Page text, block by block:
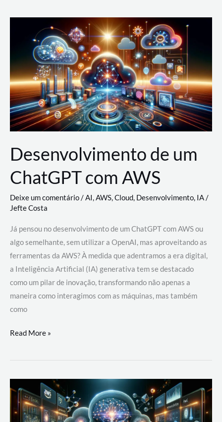
Nuvem:
Google
Cloud,
AWS
e
Azure
Desenvolvimento de um
ChatGPT com AWS
Deixe um comentário/AI,AWS,Cloud, Desenvolvimento, IA/
Jefte Costa
Já pensou no desenvolvimento de um ChatGPT com AWS ou
algo semelhante, sem utilizar a OpenAI, mas aproveitando as
ferramentas da AWS? À medida que adentramos a era digital,
a Inteligência Artificial (IA) generativa tem se destacado
como um pilar de inovação, transformando não apenas a
maneira como interagimos com as máquinas, mas também
como
Desenvolvimento
um
com
AWS
Read More »